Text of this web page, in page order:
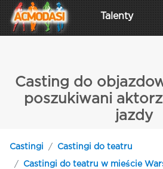
Talenty
Casting do
poszukiwani
jazdy
Castingi Castingi do teatru
Castingi do teatru w mieście